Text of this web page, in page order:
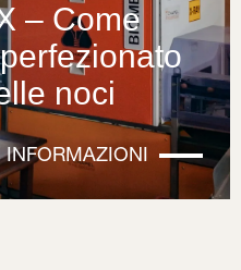
– Come
noci
INFORMAZIONI